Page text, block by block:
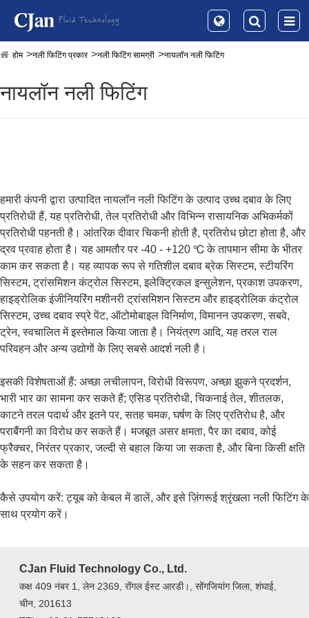
होम नली फिटिंग प्रकार नली फिटिंग सामग्री नायलॉन नली फिटिंग
नायलॉन नली फिटिंग
हमारी कंपनी द्वारा उत्पादित नायलॉन नली फिटिंग के उत्पाद उच्च दबाव के लिए
प्रतिरोधी हैं, यह प्रतिरोधी, तेल प्रतिरोधी और विभिन्न रासायनिक अभिकर्मकों
प्रतिरोधी पहनती है। आंतरिक दीवार चिकनी होती है, प्रतिरोध छोटा होता है, और
द्रव प्रवाह होता है। यह आमतौर पर -40 - +120 ℃ के तापमान सीमा के भीतर
काम कर सकता है। यह व्यापक रूप से गतिशील दबाव ब्रेक सिस्टम, स्टीयरिंग
सिस्टम, ट्रांसमिशन कंट्रोल सिस्टम, इलेक्ट्रिकल इन्सुलेशन, प्रकाश उपकरण,
हाइड्रोलिक इंजीनियरिंग मशीनरी ट्रांसमिशन सिस्टम और हाइड्रोलिक कंट्रोल
सिस्टम, उच्च दबाव स्प्रे पेंट, ऑटोमोबाइल विनिर्माण, विमानन उपकरण, सबवे,
ट्रेन, स्वचालित में इस्तेमाल किया जाता है। नियंत्रण आदि, यह तरल राल
परिवहन और अन्य उद्योगों के लिए सबसे आदर्श नली है।
इसकी विशेषताओं हैं: अच्छा लचीलापन, विरोधी विरूपण, अच्छा झुकने प्रदर्शन,
भारी भार का सामना कर सकते हैं; एसिड प्रतिरोधी, चिकनाई तेल, शीतलक,
काटने तरल पदार्थ और इतने पर, सतह चमक, घर्षण के लिए प्रतिरोध है, और
पराबैंगनी का विरोध कर सकते हैं। मजबूत असर क्षमता, पैर का दबाव, कोई
फ्रैक्चर, निरंतर प्रकार, जल्दी से बहाल किया जा सकता है, और बिना किसी क्षति
के सहन कर सकता है।
कैसे उपयोग करें: ट्यूब को केबल में डालें, और इसे ज़िंगरूई श्रृंखला नली फिटिंग के
साथ प्रयोग करें।
CJan Fluid Technology Co., Ltd.
कक्ष 409 नंबर 1, लेन 2369, रोंंगल ईस्ट आरडी।, सोंगजियांग जिला, शंघाई,
चीन, 201613